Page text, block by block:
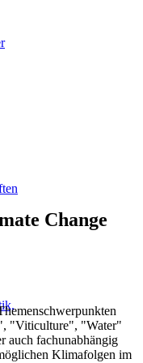
Change
"Viticulture", "Water"
auch fachunabhängig
Klimafolgen im